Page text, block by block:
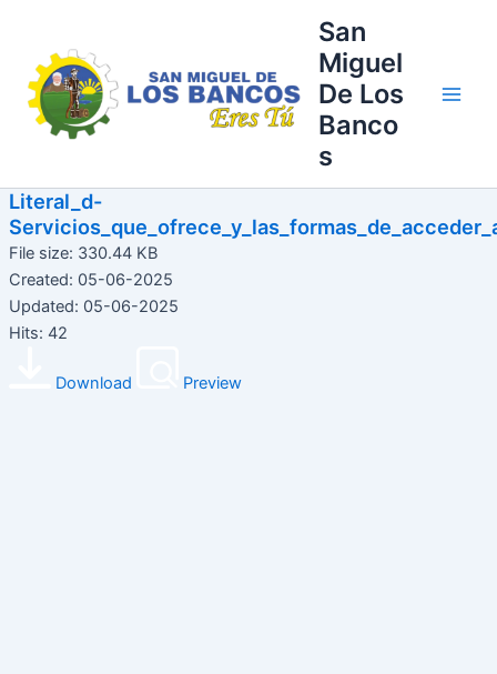
contenido
San
Miguel
De Los
Banco
s
Literal_d-
File size: 330.44 KB
Created: 05-06-2025
Updated: 05-06-2025
Hits: 42
Download Preview